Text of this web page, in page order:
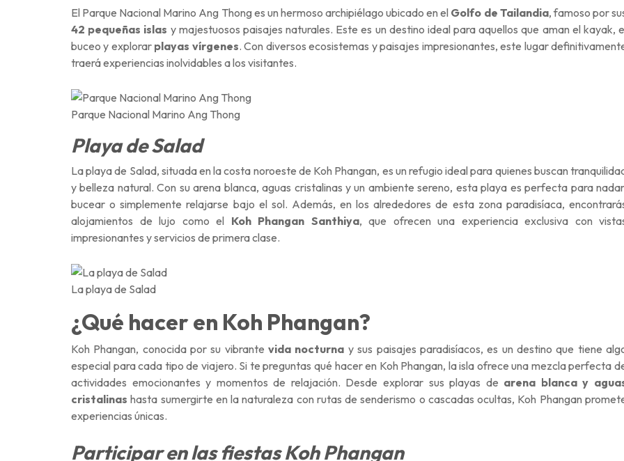
El Parque Nacional Marino Ang Thong es un hermoso archipiélago ubicado en el Golfo de Tailandia, famoso por
42 pequeñas islas y majestuosos paisajes naturales. Este es un destino ideal para aquellos que aman el kayak,
buceo y explorar playas vírgenes. Con diversos ecosistemas y paisajes impresionantes, este lugar
traerá experiencias inolvidables a los visitantes.
Parque Nacional Marino Ang Thong
Playa de Salad
La playa de Salad, situada en la costa noroeste de Koh Phangan, es un refugio ideal para quienes buscan
y belleza natural. Con su arena blanca, aguas cristalinas y un ambiente sereno, esta playa es perfecta para
bucear o simplemente relajarse bajo el sol. Además, en los alrededores de esta zona paradisíaca,
alojamientos de lujo como el Koh Phangan Santhiya, que ofrecen una experiencia exclusiva con
impresionantes y servicios de primera clase.
La playa de Salad
¿Qué hacer en Koh Phangan?
Koh Phangan, conocida por su vibrantevida nocturna y sus paisajes paradisíacos, es un destino que tiene
especial para cada tipo de viajero. Si te preguntas qué hacer en Koh Phangan, la isla ofrece una mezcla perfecta
actividades emocionantes y momentos de relajación. Desde explorar sus playas de arena blanca y
cristalinas hasta sumergirte en la naturaleza con rutas de senderismo o cascadas ocultas, Koh Phangan
experiencias únicas.
Participar en las fiestas Koh Phangan